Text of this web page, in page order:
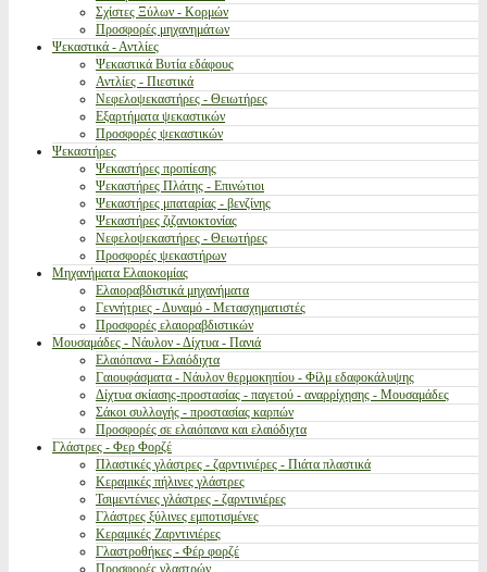
Σχίστες Ξύλων - Κορμών
Προσφορές μηχανημάτων
Ψεκαστικά - Αντλίες
Ψεκαστικά Βυτία εδάφους
Αντλίες - Πιεστικά
Νεφελοψεκαστήρες - Θειωτήρες
Εξαρτήματα ψεκαστικών
Προσφορές ψεκαστικών
Ψεκαστήρες
Ψεκαστήρες προπίεσης
Ψεκαστήρες Πλάτης - Επινώτιοι
Ψεκαστήρες μπαταρίας - βενζίνης
Ψεκαστήρες ζιζανιοκτονίας
Νεφελοψεκαστήρες - Θειωτήρες
Προσφορές ψεκαστήρων
Μηχανήματα Ελαιοκομίας
Ελαιοραβδιστικά μηχανήματα
Γεννήτριες - Δυναμό - Μετασχηματιστές
Προσφορές ελαιοραβδιστικών
Μουσαμάδες - Νάυλον - Δίχτυα - Πανιά
Ελαιόπανα - Ελαιόδιχτα
Γαιουφάσματα - Νάυλον θερμοκηπίου - Φίλμ εδαφοκάλυψης
Δίχτυα σκίασης-προστασίας - παγετού - αναρρίχησης - Μουσαμάδες
Σάκοι συλλογής - προστασίας καρπών
Προσφορές σε ελαιόπανα και ελαιόδιχτα
Γλάστρες - Φερ Φορζέ
Πλαστικές γλάστρες - ζαρντινιέρες - Πιάτα πλαστικά
Κεραμικές πήλινες γλάστρες
Τσιμεντένιες γλάστρες - ζαρντινιέρες
Γλάστρες ξύλινες εμποτισμένες
Κεραμικές Ζαρντινιέρες
Γλαστροθήκες - Φέρ φορζέ
Προσφορές γλαστρών